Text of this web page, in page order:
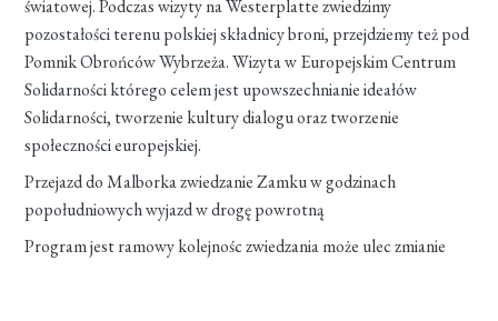
światowej. Podczas wizyty na Westerplatte zwiedzimy
pozostałości terenu polskiej składnicy broni, przejdziemy też pod
Pomnik Obrońców Wybrzeża. Wizyta w Europejskim Centrum
Solidarności którego celem jest upowszechnianie ideałów
Solidarności, tworzenie kultury dialogu oraz tworzenie
społeczności europejskiej.
Przejazd do Malborka zwiedzanie Zamku w godzinach
popołudniowych wyjazd w drogę powrotną
Program jest ramowy kolejnośc zwiedzania może ulec zmianie